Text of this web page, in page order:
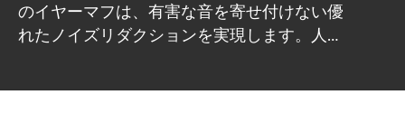
のイヤーマフは、有害な音を寄せ付けない優
れたノイズリダクションを実現します。人間